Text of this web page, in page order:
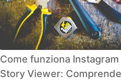
Come funziona Instagram
Story Viewer: